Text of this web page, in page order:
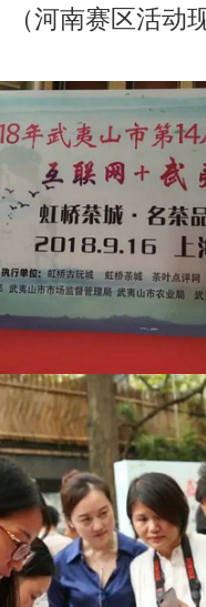
（河南赛区活动